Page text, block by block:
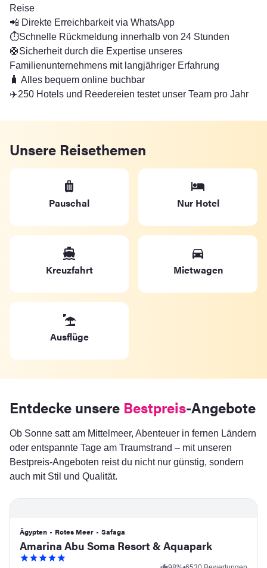
Reise
📲 Direkte Erreichbarkeit via WhatsApp
⏱️Schnelle Rückmeldung innerhalb von 24 Stunden
🛟Sicherheit durch die Expertise unseres
Familienunternehmens mit langjähriger Erfahrung
🧳 Alles bequem online buchbar
✈️250 Hotels und Reedereien testet unser Team pro Jahr
Unsere Reisethemen
Pauschal Nur Hotel
Kreuzfahrt Mietwagen
Ausflüge
Entdecke unsere Bestpreis-Angebote
Ob Sonne satt am Mittelmeer, Abenteuer in fernen Ländern
oder entspannte Tage am Traumstrand – mit unseren
Bestpreis-Angeboten reist du nicht nur günstig, sondern
auch mit Stil und Qualität.
Ägypten • Rotes Meer • Safaga
Amarina Abu Soma Resort & Aquapark